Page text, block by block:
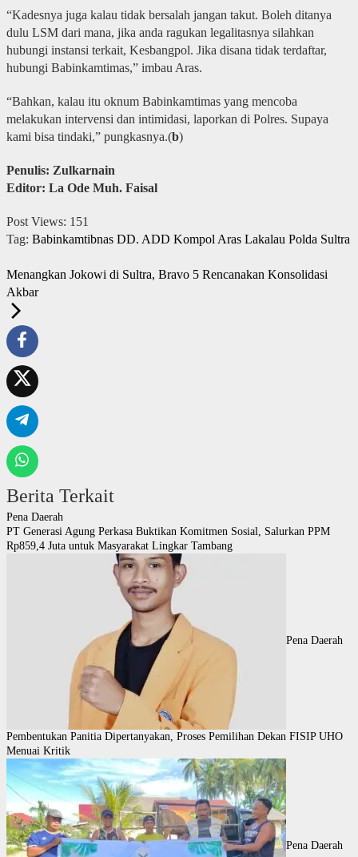
“Kadesnya juga kalau tidak bersalah jangan takut. Boleh ditanya
dulu LSM dari mana, jika anda ragukan legalitasnya silahkan
hubungi instansi terkait, Kesbangpol. Jika disana tidak terdaftar,
hubungi Babinkamtimas,” imbau Aras.
“Bahkan, kalau itu oknum Babinkamtimas yang mencoba
melakukan intervensi dan intimidasi, laporkan di Polres. Supaya
kami bisa tindaki,” pungkasnya.(b)
Penulis: Zulkarnain
Editor: La Ode Muh. Faisal
Post Views: 151
Tag: Babinkamtibnas DD. ADD Kompol Aras Lakalau Polda Sultra
Menangkan Jokowi di Sultra, Bravo 5 Rencanakan Konsolidasi
Akbar
Berita Terkait
Pena Daerah
PT Generasi Agung Perkasa Buktikan Komitmen Sosial, Salurkan PPM
Rp859,4 Juta untuk Masyarakat Lingkar Tambang
Pena Daerah
Pembentukan Panitia Dipertanyakan, Proses Pemilihan Dekan FISIP UHO
Menuai Kritik
Pena Daerah